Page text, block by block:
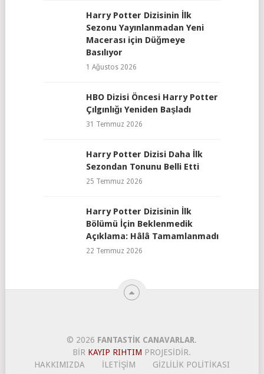
Harry Potter Dizisinin İlk
Sezonu Yayınlanmadan Yeni
Macerası için Düğmeye
Basılıyor
1 Ağustos 2026
HBO Dizisi Öncesi Harry Potter
Çılgınlığı Yeniden Başladı
31 Temmuz 2026
Harry Potter Dizisi Daha İlk
Sezondan Tonunu Belli Etti
25 Temmuz 2026
Harry Potter Dizisinin İlk
Bölümü İçin Beklenmedik
Açıklama: Hâlâ Tamamlanmadı
22 Temmuz 2026
© 2026 FANTASTIK CANAVARLAR.
BIR KAYIP RIHTIM PROJESIDIR.
HAKKIMIZDA
İLETIŞIM GIZLILIK POLITIKASI